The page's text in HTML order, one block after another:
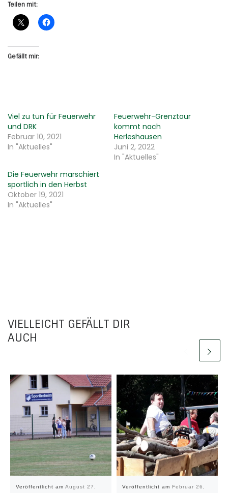
Teilen mit:
Gefällt mir:
Viel zu tun für Feuerwehr
und DRK
Februar 10, 2021
In "Aktuelles"
Feuerwehr-Grenztour
kommt nach
Herleshausen
Juni 2, 2022
In "Aktuelles"
Die Feuerwehr marschiert
sportlich in den Herbst
Oktober 19, 2021
In "Aktuelles"
VIELLEICHT GEFÄLLT DIR
AUCH
Veröffentlicht am August 27, Veröffentlicht am Februar 26,